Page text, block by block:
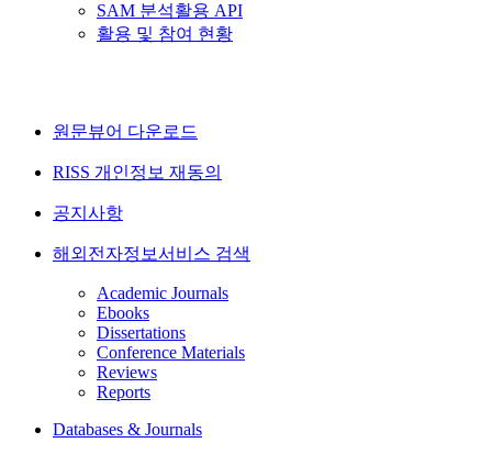
SAM 분석활용 API
활용 및 참여 현황
원문뷰어 다운로드
RISS 개인정보 재동의
공지사항
해외전자정보서비스 검색
Academic Journals
Ebooks
Dissertations
Conference Materials
Reviews
Reports
Databases & Journals